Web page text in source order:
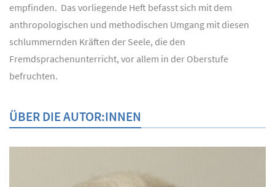
empfinden. Das vorliegende Heft befasst sich mit dem
anthropologischen und methodischen Umgang mit diesen
schlummernden Kräften der Seele, die den
Fremdsprachenunterricht, vor allem in der Oberstufe
befruchten.
ÜBER DIE AUTOR:INNEN